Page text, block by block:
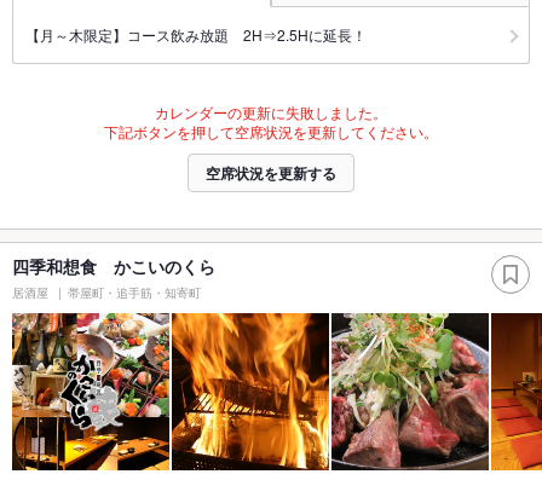
【月～木限定】コース飲み放題 2H⇒2.5Hに延長！
カレンダーの更新に失敗しました。
下記ボタンを押して空席状況を更新してください。
空席状況を更新する
四季和想食 かこいのくら
居酒屋 帯屋町・追手筋・知寄町